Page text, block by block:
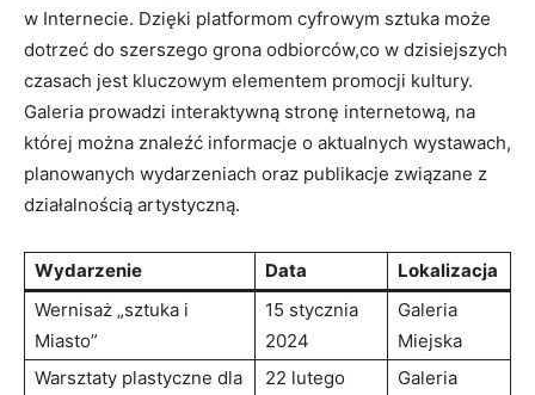
w Internecie. Dzięki ‌platformom cyfrowym sztuka może
dotrzeć do szerszego grona odbiorców,co⁣ w dzisiejszych
czasach jest kluczowym elementem promocji kultury.
Galeria prowadzi interaktywną stronę internetową, na⁣
której można znaleźć informacje o aktualnych wystawach,
planowanych wydarzeniach oraz‍ publikacje związane z
działalnością artystyczną.
Wydarzenie Data
Lokalizacja
Wernisaż „sztuka i
Miasto”
15 stycznia
2024
Galeria
Miejska
Warsztaty plastyczne dla
22 lutego
Galeria